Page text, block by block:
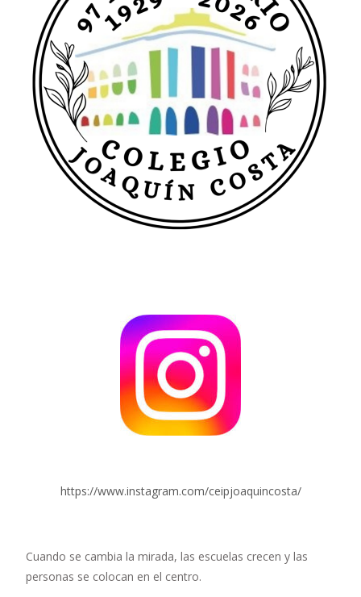
https://www.instagram.com/ceipjoaquincosta/
Cuando se cambia la mirada, las escuelas crecen y las
personas se colocan en el centro.